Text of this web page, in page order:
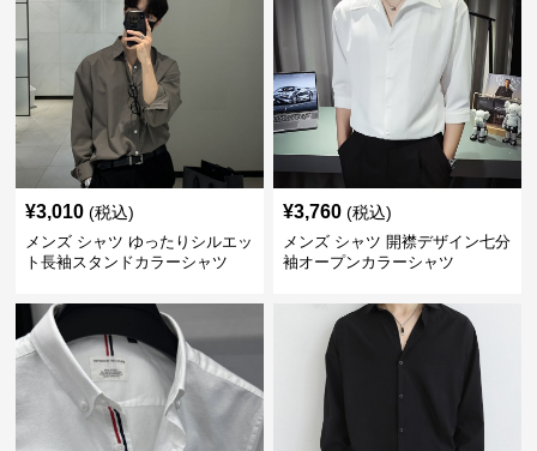
¥3,010 (税込)
メンズ シャツ ゆったりシルエッ
ト長袖スタンドカラーシャツ
¥3,760 (税込)
メンズ シャツ 開襟デザイン七分
袖オープンカラーシャツ